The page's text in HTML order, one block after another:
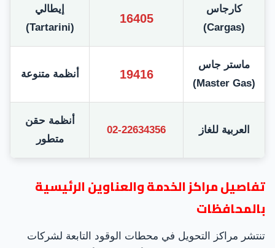
كارجاس
(Cargas)
16405
إيطالي
(Tartarini)
ماستر جاس
(Master Gas)
19416 أنظمة متنوعة
العربية للغاز 02-22634356
أنظمة حقن
متطور
تفاصيل مراكز الخدمة والعناوين الرئيسية
بالمحافظات
تنتشر مراكز التحويل في محطات الوقود التابعة لشركات